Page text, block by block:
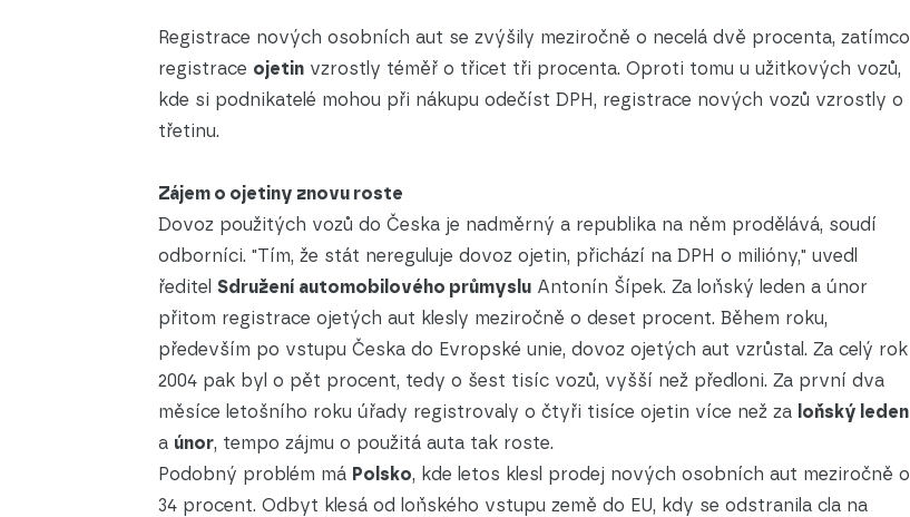
Registrace nových osobních aut se zvýšily meziročně o necelá dvě procenta, zatímco
registrace ojetin vzrostly téměř o třicet tři procenta. Oproti tomu u užitkových vozů,
kde si podnikatelé mohou při nákupu odečíst DPH, registrace nových vozů vzrostly o
třetinu.
Zájem o ojetiny znovu roste
Dovoz použitých vozů do Česka je nadměrný a republika na něm prodělává, soudí
odborníci. "Tím, že stát nereguluje dovoz ojetin, přichází na DPH o milióny," uvedl
ředitel Sdružení automobilového průmyslu Antonín Šípek. Za loňský leden a únor
přitom registrace ojetých aut klesly meziročně o deset procent. Během roku,
především po vstupu Česka do Evropské unie, dovoz ojetých aut vzrůstal. Za celý rok
2004 pak byl o pět procent, tedy o šest tisíc vozů, vyšší než předloni. Za první dva
měsíce letošního roku úřady registrovaly o čtyři tisíce ojetin více než za loňský leden
a únor, tempo zájmu o použitá auta tak roste.
Podobný problém má Polsko, kde letos klesl prodej nových osobních aut meziročně o
34 procent. Odbyt klesá od loňského vstupu země do EU, kdy se odstranila cla na